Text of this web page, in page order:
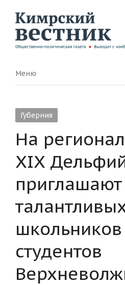
Menu
Меню
Губерния
На
XIX
приглашают
студентов